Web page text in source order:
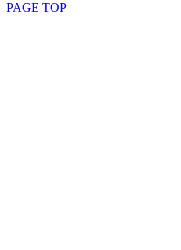
PAGE TOP